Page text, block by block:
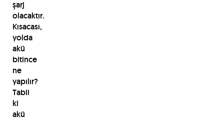
şarj
olacaktır.
Kısacası,
yolda
akü
bitince
ne
yapılır?
Tabii
ki
akü